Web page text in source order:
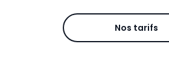
Nos tarifs